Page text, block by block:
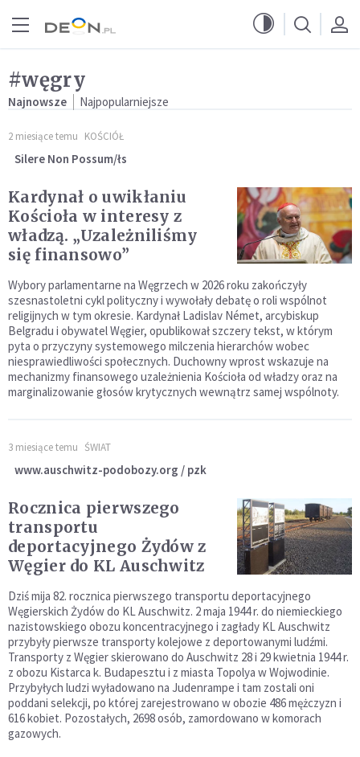
#węgry
Najnowsze Najpopularniejsze
2 miesiące temu KOŚCIÓŁ
Silere Non Possum/łs
Kardynał o uwikłaniu
Kościoła w interesy z
władzą. „Uzależniliśmy
się finansowo”
Wybory parlamentarne na Węgrzech w 2026 roku zakończyły
szesnastoletni cykl polityczny i wywołały debatę o roli wspólnot
religijnych w tym okresie. Kardynał Ladislav Német, arcybiskup
Belgradu i obywatel Węgier, opublikował szczery tekst, w którym
pyta o przyczyny systemowego milczenia hierarchów wobec
niesprawiedliwości społecznych. Duchowny wprost wskazuje na
mechanizmy finansowego uzależnienia Kościoła od władzy oraz na
marginalizowanie głosów krytycznych wewnątrz samej wspólnoty.
3 miesiące temu ŚWIAT
www.auschwitz-podobozy.org / pzk
Rocznica pierwszego
transportu
deportacyjnego Żydów z
Węgier do KL Auschwitz
Dziś mija 82. rocznica pierwszego transportu deportacyjnego
Węgierskich Żydów do KL Auschwitz. 2 maja 1944 r. do niemieckiego
nazistowskiego obozu koncentracyjnego i zagłady KL Auschwitz
przybyły pierwsze transporty kolejowe z deportowanymi ludźmi.
Transporty z Węgier skierowano do Auschwitz 28 i 29 kwietnia 1944 r.
z obozu Kistarca k. Budapesztu i z miasta Topolya w Wojwodinie.
Przybyłych ludzi wyładowano na Judenrampe i tam zostali oni
poddani selekcji, po której zarejestrowano w obozie 486 mężczyzn i
616 kobiet. Pozostałych, 2698 osób, zamordowano w komorach
gazowych.